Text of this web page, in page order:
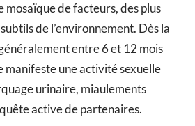
mosaïque de facteurs, des plus
de l’environnement. Dès la
entre 6 et 12 mois
manifeste une activité sexuelle
urinaire, miaulements
active de partenaires.